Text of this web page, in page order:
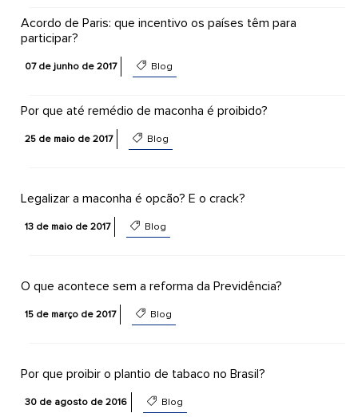
Acordo de Paris: que incentivo os países têm para
participar?
07 de junho de 2017 Blog
Por que até remédio de maconha é proibido?
25 de maio de 2017 Blog
Legalizar a maconha é opcão? E o crack?
13 de maio de 2017 Blog
O que acontece sem a reforma da Previdência?
15 de março de 2017 Blog
Por que proibir o plantio de tabaco no Brasil?
30 de agosto de 2016 Blog